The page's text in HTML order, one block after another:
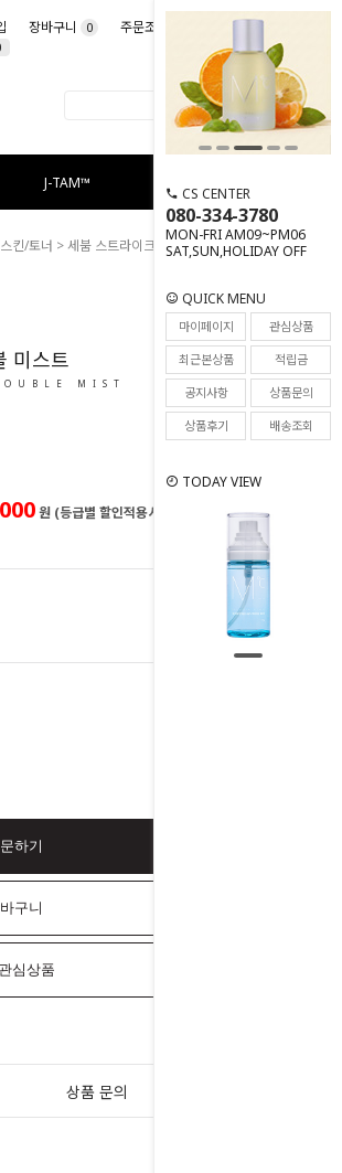
장바구니 0 주문조회 마이페이지
J-TAM™
CS CENTER
080-334-3780
MON-FRI AM09~PM06
SAT,SUN,HOLIDAY OFF
QUICK MENU
마이페이지
관심상품
최근본상품
적립금
공지사항
상품문의
상품후기
배송조회
TODAY VIEW
스킨/토너 > 세붐 스트라이크 안티 트러블 미스트
14
미스트
MIST
원 (등급별 할인적용시)
23,000원
하기
구니
관심상품
상품 문의